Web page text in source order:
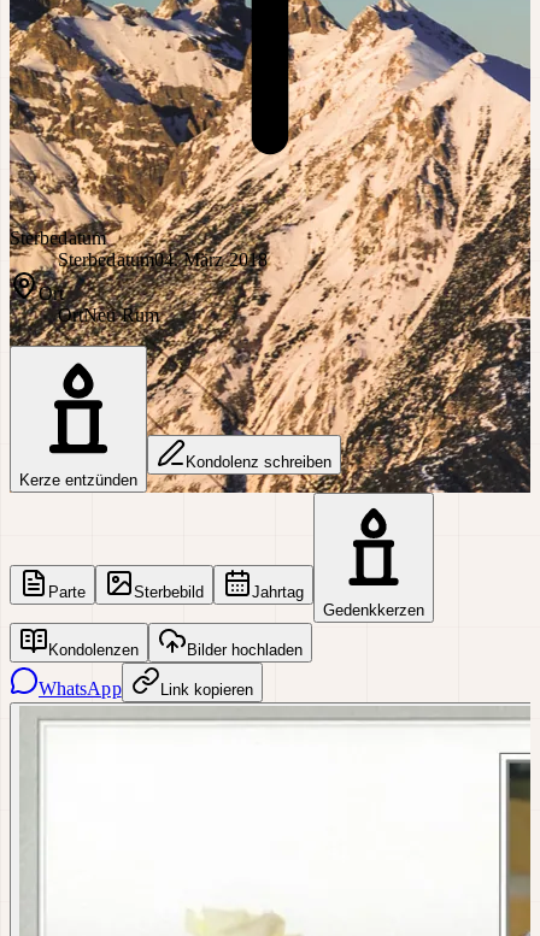
Sterbedatum
Sterbedatum04. März 2018
Ort
OrtNeu Rum
Kerze entzünden
Kondolenz schreiben
Parte Sterbebild
Jahrtag
Gedenkkerzen
Kondolenzen Bilder hochladen
WhatsApp Link kopieren